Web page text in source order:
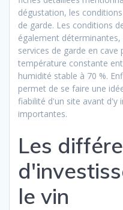
dégustation, les
de garde. Les conditions
également
services de garde en
température constante
humidité stable à 70 %.
permet de se faire une
fiabilité d'un site avant d'y
importantes.
Les
le vin